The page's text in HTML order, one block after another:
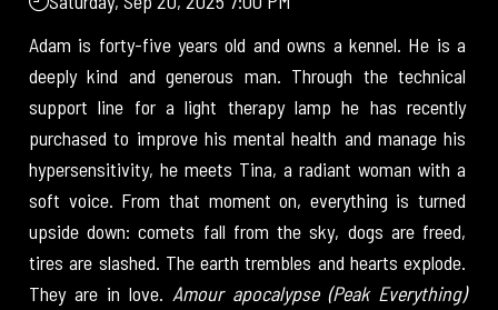
Adam is forty-five years old and owns a kennel. He is a
deeply kind and generous man. Through the technical
support line for a light therapy lamp he has recently
purchased to improve his mental health and manage his
hypersensitivity, he meets Tina, a radiant woman with a
soft voice. From that moment on, everything is turned
upside down: comets fall from the sky, dogs are freed,
tires are slashed. The earth trembles and hearts explode.
They are in love. Amour apocalypse (Peak Everything)
Amour
apocalypse
(Peak
Everything)
John Candy: I
Like Me
Cinefest.com
Cinéfest Home